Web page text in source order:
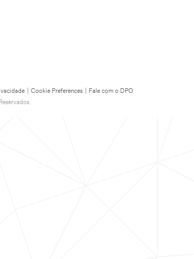
Cookie Preferences
Fale com o DPO